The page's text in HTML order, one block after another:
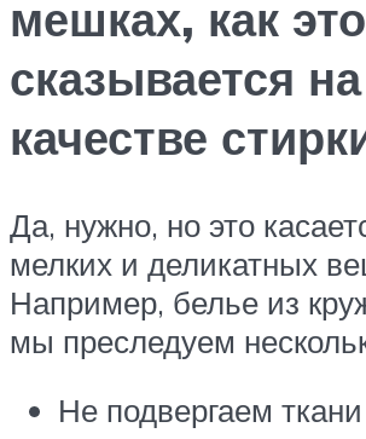
мешках, как это
сказывается на
качестве
Да, нужно, но это
мелких и деликатных
Например, белье из
мы преследуем
Не подвергаем ткани